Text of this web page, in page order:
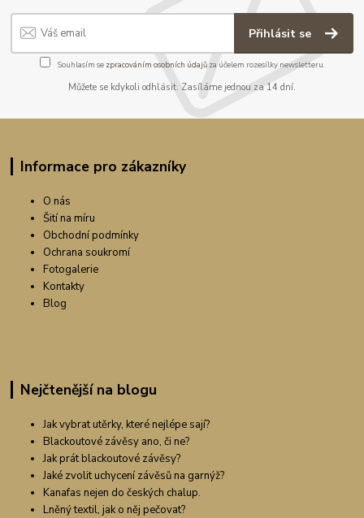
Přihlásit se
Souhlasím se zpracováním osobních údajůza účelem rozesílky newsletteru.
Můžete se kdykoli odhlásit. Zasíláme jednou za 14 dní.
Informace pro zákazníky
O nás
Šití na míru
Obchodní podmínky
Ochrana soukromí
Fotogalerie
Kontakty
Blog
Nejčtenější na blogu
Jak vybrat utěrky, které nejlépe sají?
Blackoutové závěsy ano, či ne?
Jak prát blackoutové závěsy?
Jaké zvolit uchycení závěsů na garnýž?
Kanafas nejen do českých chalup.
Lněný textil, jak o něj pečovat?